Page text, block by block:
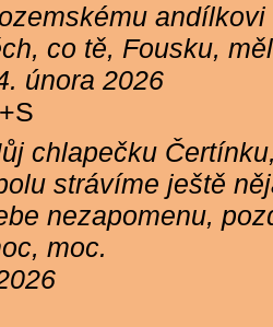
co tě, Fousku,
února 2026
chlapečku
strávíme ještě
nezapomenu,
moc.